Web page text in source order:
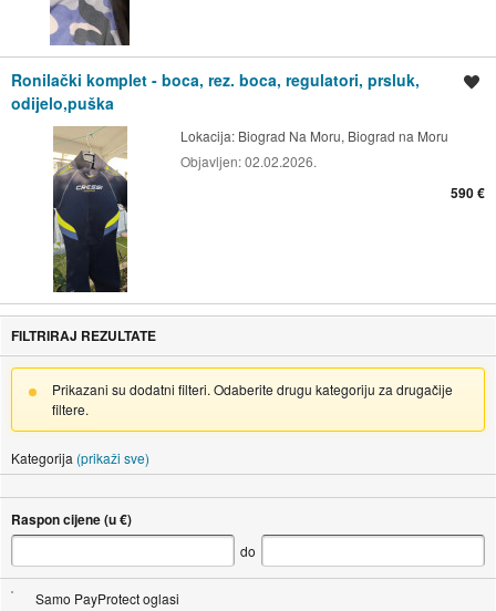
Ronilački komplet - boca, rez. boca, regulatori, prsluk,
odijelo,puška
Lokacija: Biograd Na Moru, Biograd na Moru
Objavljen:02.02.2026.
590 €
FILTRIRAJ REZULTATE
Prikazani su dodatni filteri. Odaberite drugu kategoriju za drugačije
filtere.
Kategorija (prikaži sve)
Raspon cijene (u €)
do
Samo PayProtect oglasi